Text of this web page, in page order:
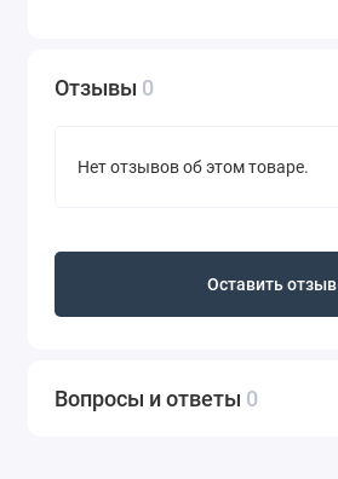
Отзывы 0
Нет отзывов об этом товаре.
Оставить отзыв
Вопросы и ответы 0